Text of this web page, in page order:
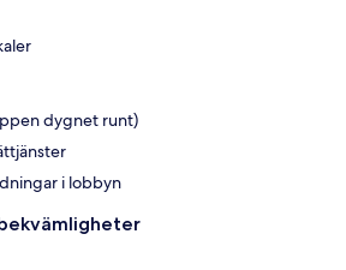
dygnet runt)
i lobbyn